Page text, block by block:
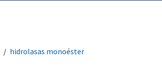
hidrolasas monoéster